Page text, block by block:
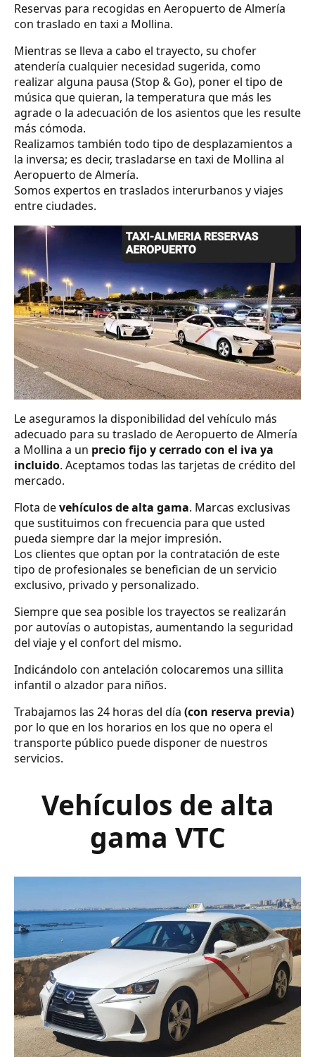
Reservas para recogidas en Aeropuerto de Almería
con traslado en taxi a Mollina.
Mientras se lleva a cabo el trayecto, su chofer
atendería cualquier necesidad sugerida, como
realizar alguna pausa (Stop & Go), poner el tipo de
música que quieran, la temperatura que más les
agrade o la adecuación de los asientos que les resulte
más cómoda.
Realizamos también todo tipo de desplazamientos a
la inversa; es decir, trasladarse en taxi de Mollina al
Aeropuerto de Almería.
Somos expertos en traslados interurbanos y viajes
entre ciudades.
Le aseguramos la disponibilidad del vehículo más
adecuado para su traslado de Aeropuerto de Almería
a Mollina a un precio fijo y cerrado con el iva ya
incluido. Aceptamos todas las tarjetas de crédito del
mercado.
Flota devehículos de alta gama. Marcas exclusivas
que sustituimos con frecuencia para que usted
pueda siempre dar la mejor impresión.
Los clientes que optan por la contratación de este
tipo de profesionales se benefician de un servicio
exclusivo, privado y personalizado.
Siempre que sea posible los trayectos se realizarán
por autovías o autopistas, aumentando la seguridad
del viaje y el confort del mismo.
Indicándolo con antelación colocaremos una sillita
infantil o alzador para niños.
Trabajamos las 24 horas del día (con reserva previa)
por lo que en los horarios en los que no opera el
transporte público puede disponer de nuestros
servicios.
Vehículos de alta
gama VTC